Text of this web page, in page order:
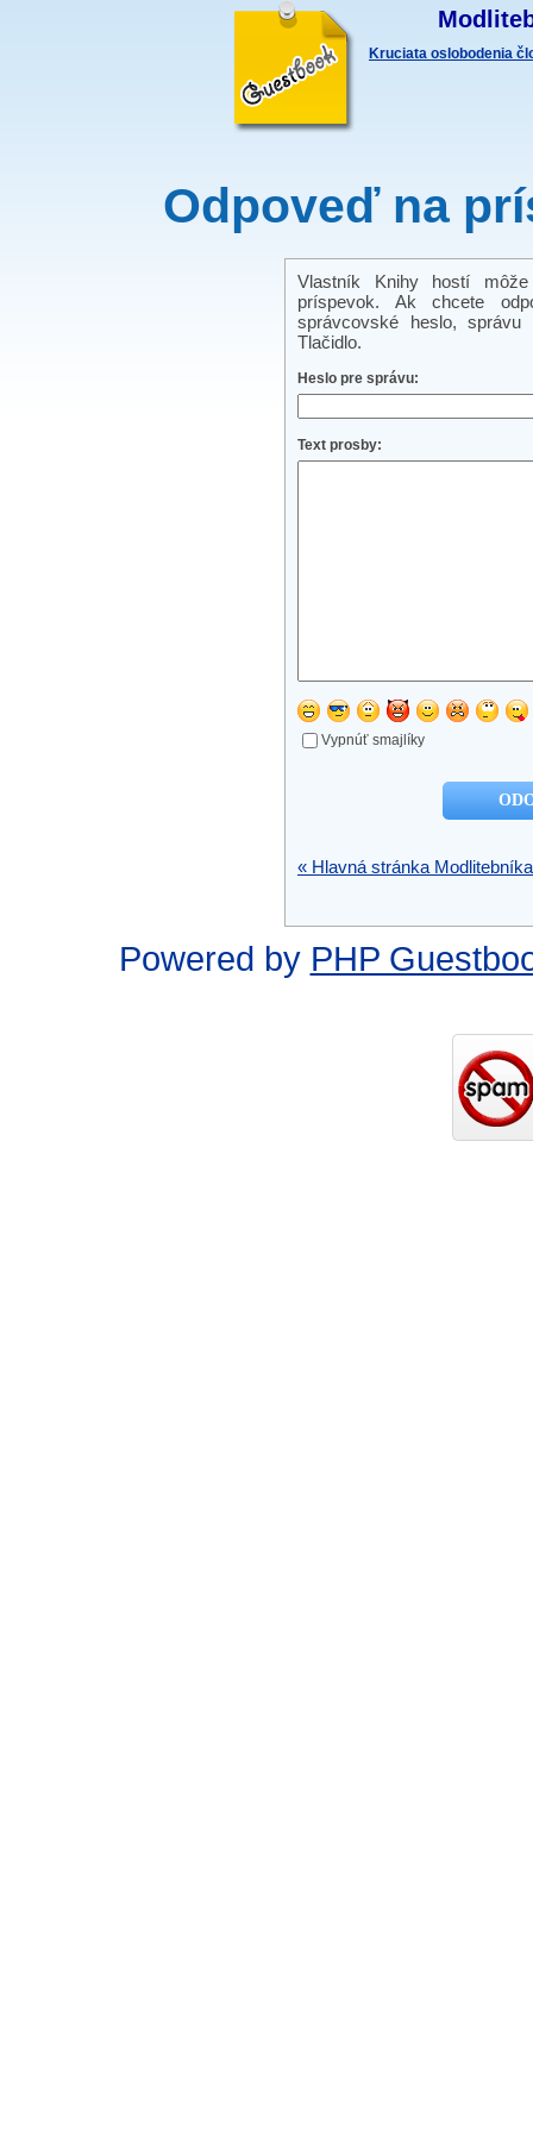
Kruciata oslobodenia
Odpoveď na
Vlastník Knihy hostí
príspevok. Ak chcete
správcovské heslo,
Tlačidlo.
Heslo pre správu:
Text prosby:
Vypnúť smajlíky
« Hlavná stránka Modlitebníka
Powered by PHP